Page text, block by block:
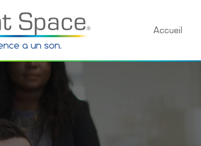
Accueil